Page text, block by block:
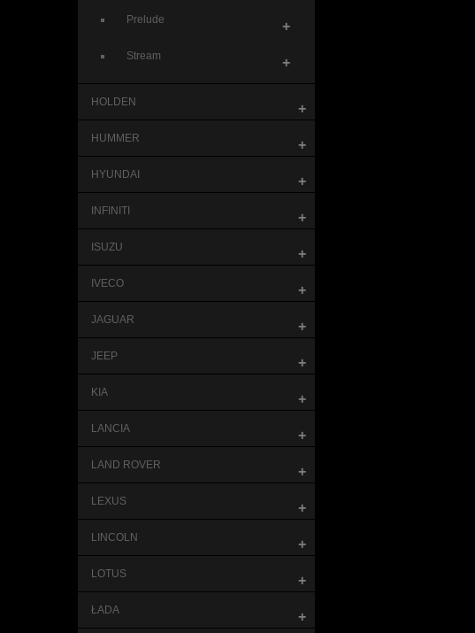
Prelude +
Stream +
HOLDEN +
HUMMER +
HYUNDAI +
INFINITI +
ISUZU +
IVECO +
JAGUAR +
JEEP +
KIA +
LANCIA +
LAND ROVER +
LEXUS +
LINCOLN +
LOTUS +
ŁADA +